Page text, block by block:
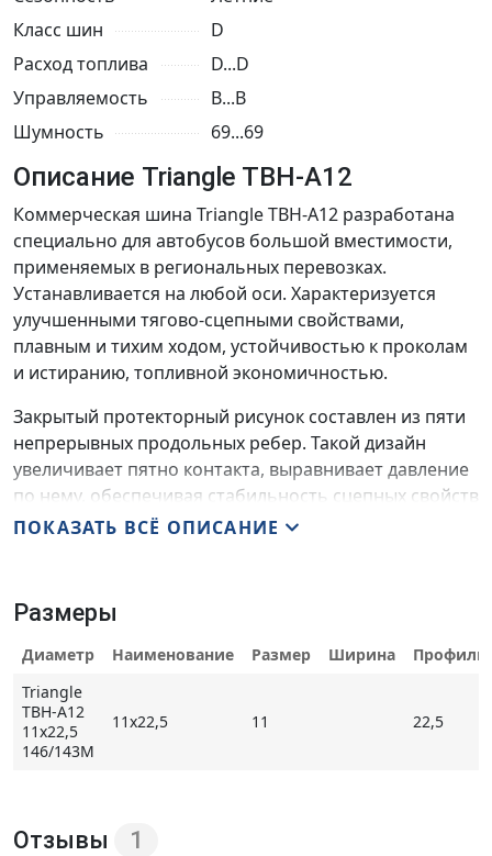
Класс шин
D
Расход топлива
D...D
Управляемость
B...B
Шумность
69...69
Описание Triangle TBH-A12
Коммерческая шина Triangle TBH-A12 разработана
специально для автобусов большой вместимости,
применяемых в региональных перевозках.
Устанавливается на любой оси. Характеризуется
улучшенными тягово-сцепными свойствами,
плавным и тихим ходом, устойчивостью к проколам
и истиранию, топливной экономичностью.
Закрытый протекторный рисунок составлен из пяти
непрерывных продольных ребер. Такой дизайн
увеличивает пятно контакта, выравнивает давление
по нему, обеспечивая стабильность сцепных свойств
и замедляя процесс истирания шины. Часть ребер
надежность управления на мокрой поверхности,
наряду с широкими канавками, не допускающими в
таких условиях образования между шиной и дорогой
сплошной водной пленки.
Основные особенности Triangle TBH-A12
вместимости;
ПОКАЗАТЬ ВСЁ ОПИСАНИЕ
Размеры
Диаметр Наименование Размер Ширина
Профиль
Triangle
TBH-A12
11x22,5
146/143M
11x22,5 11 22,5
Отзывы 1